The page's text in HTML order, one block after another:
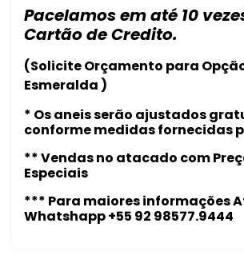
Pacelamos em até 10
Cartão de Credito.
(Solicite Orçamento para
Esmeralda )
* Os aneis serão ajustados
conforme medidas fornecidas
** Vendas no atacado com
Especiais
*** Para maiores informações
Whatshapp +55 92 98577.9444